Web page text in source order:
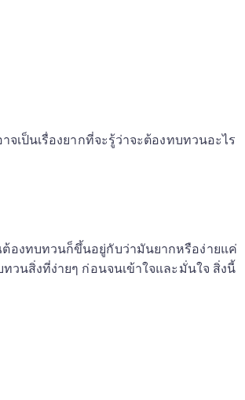
เป็นเรื่องยากที่จะรู้ว่าจะต้องทบทวนอะไร
งทบทวนก็ขึ้นอยู่กับว่ามันยากหรือง่ายแค่
วนสิ่งที่ง่ายๆ ก่อนจนเข้าใจและมั่นใจ สิ่งนี้